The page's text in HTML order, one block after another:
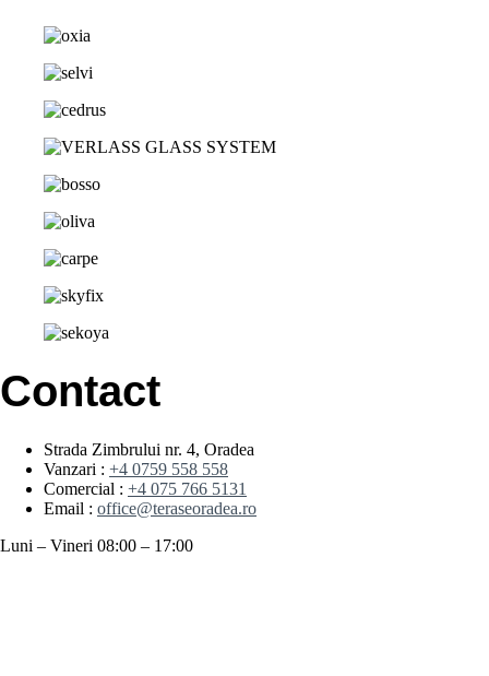
Contact
Strada Zimbrului nr. 4, Oradea
Vanzari : +4 0759 558 558
Comercial : +4 075 766 5131
Email : office@teraseoradea.ro
Luni – Vineri 08:00 – 17:00